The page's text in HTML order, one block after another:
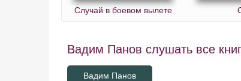
Случай в боевом вылете
Вадим Панов слушать все
Вадим Панов